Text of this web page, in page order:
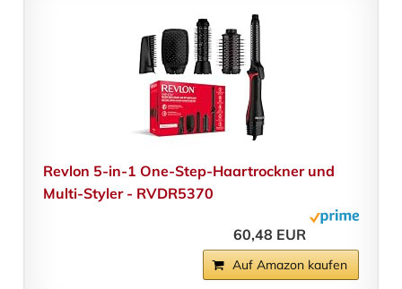
Revlon 5-in-1 One-Step-Haartrockner und
Multi-Styler - RVDR5370
60,48 EUR
Auf Amazon kaufen